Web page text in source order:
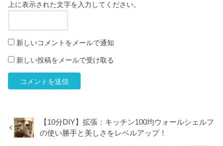
上に表示された文字を入力してください。
新しいコメントをメールで通知
新しい投稿をメールで受け取る
【10分DIY】拡張：キッチン100均ウォールシェルフ
の使い勝手と美しさをレベルアップ！